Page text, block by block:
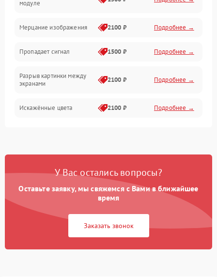
модуле
Мерцание изображения 2100 ₽ Подробнее →
Пропадает сигнал 1500 ₽ Подробнее →
Разрыв картинки между
экранами
2100 ₽ Подробнее →
Искажённые цвета 2100 ₽ Подробнее →
Артефакты изображения 2100 ₽ Подробнее →
У Вас остались вопросы?
Оставьте заявку, мы свяжемся с Вами в ближайшее
время
Заказать звонок